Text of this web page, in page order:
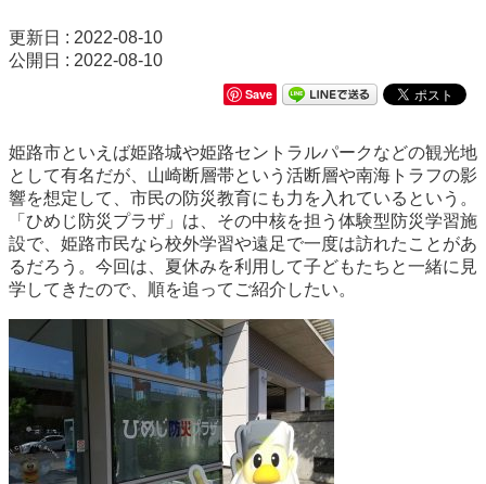
更新日 : 2022-08-10
公開日 : 2022-08-10
Save
姫路市といえば姫路城や姫路セントラルパークなどの観光地
として有名だが、山崎断層帯という活断層や南海トラフの影
響を想定して、市民の防災教育にも力を入れているという。
「ひめじ防災プラザ」は、その中核を担う体験型防災学習施
設で、姫路市民なら校外学習や遠足で一度は訪れたことがあ
るだろう。今回は、夏休みを利用して子どもたちと一緒に見
学してきたので、順を追ってご紹介したい。